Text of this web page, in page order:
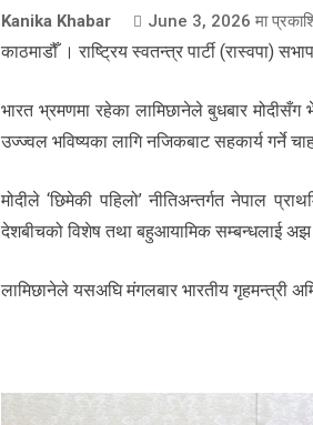
Kanika Khabar June 3, 2026 मा
काठमाडौँ । राष्ट्रिय स्वतन्त्र पार्टी (रास्वपा)
भारत भ्रमणमा रहेका लामिछानेले बुधबार मोदीसँग
उज्ज्वल भविष्यका लागि नजिकबाट सहकार्य गर्ने
मोदीले ‘छिमेकी पहिलो’ नीतिअन्तर्गत नेपाल
देशबीचको विशेष तथा बहुआयामिक सम्बन्धलाई अझ
लामिछानेले यसअघि मंगलबार भारतीय गृहमन्त्री